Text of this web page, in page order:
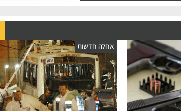
אחלה חדשות